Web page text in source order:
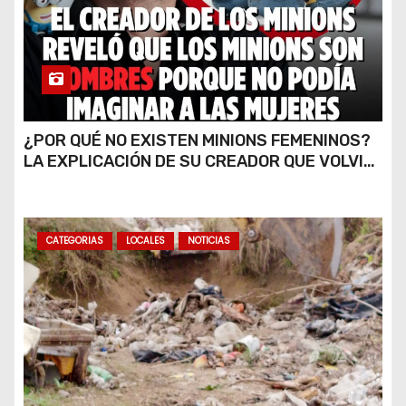
¿POR QUÉ NO EXISTEN MINIONS FEMENINOS?
LA EXPLICACIÓN DE SU CREADOR QUE VOLVIÓ
CATEGORIAS LOCALES NOTICIAS